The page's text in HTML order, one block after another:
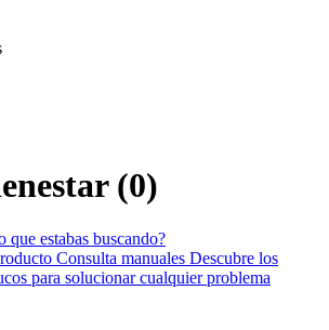
(0)
que estabas buscando?
Consulta manuales Descubre los
para solucionar cualquier problema